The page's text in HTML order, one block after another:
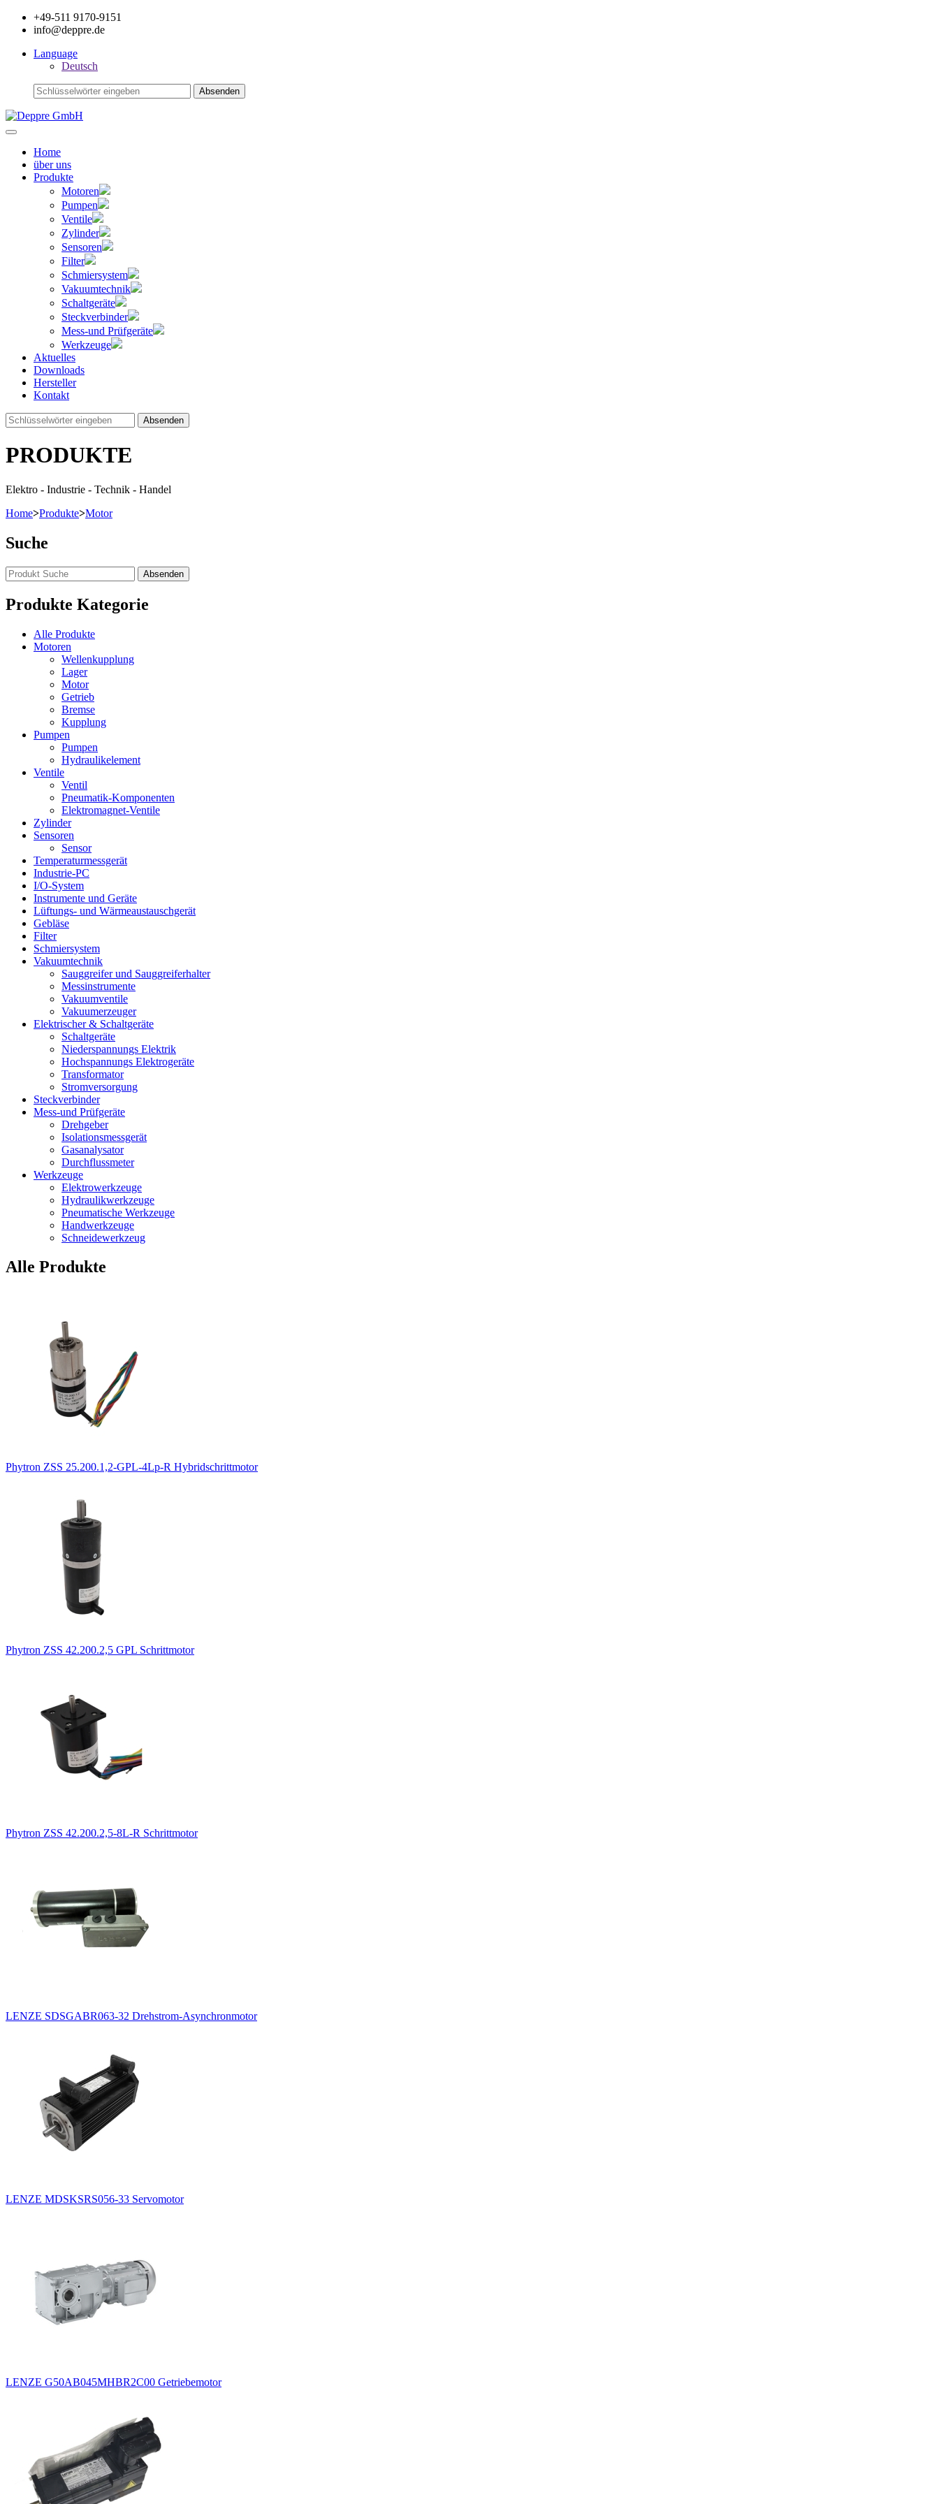
+49-511 9170-9151
info@deppre.de
Language
Deutsch
Home
über uns
Produkte
Motoren
Pumpen
Ventile
Zylinder
Sensoren
Filter
Schmiersystem
Vakuumtechnik
Schaltgeräte
Steckverbinder
Mess-und Prüfgeräte
Werkzeuge
Aktuelles
Downloads
Hersteller
Kontakt
Absenden
PRODUKTE
Elektro - Industrie - Technik - Handel
Home>Produkte>Motor
Suche
Produkte Kategorie
Alle Produkte
Motoren
Wellenkupplung
Lager
Motor
Getrieb
Bremse
Kupplung
Pumpen
Pumpen
Hydraulikelement
Ventile
Ventil
Pneumatik-Komponenten
Elektromagnet-Ventile
Zylinder
Sensoren
Sensor
Temperaturmessgerät
Industrie-PC
I/O-System
Instrumente und Geräte
Lüftungs- und Wärmeaustauschgerät
Gebläse
Filter
Schmiersystem
Vakuumtechnik
Sauggreifer und Sauggreiferhalter
Messinstrumente
Vakuumventile
Vakuumerzeuger
Elektrischer & Schaltgeräte
Schaltgeräte
Niederspannungs Elektrik
Hochspannungs Elektrogeräte
Transformator
Stromversorgung
Steckverbinder
Mess-und Prüfgeräte
Drehgeber
Isolationsmessgerät
Gasanalysator
Durchflussmeter
Werkzeuge
Elektrowerkzeuge
Hydraulikwerkzeuge
Pneumatische Werkzeuge
Handwerkzeuge
Schneidewerkzeug
Alle Produkte
Phytron ZSS 25.200.1,2-GPL-4Lp-R Hybridschrittmotor
Phytron ZSS 42.200.2,5 GPL Schrittmotor
Phytron ZSS 42.200.2,5-8L-R Schrittmotor
LENZE SDSGABR063-32 Drehstrom-Asynchronmotor
LENZE MDSKSRS056-33 Servomotor
LENZE G50AB045MHBR2C00 Getriebemotor